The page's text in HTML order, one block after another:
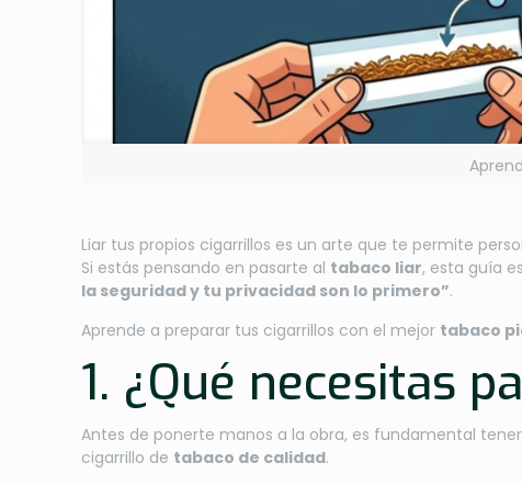
Liar tus propios cigarrillos es un arte que te permite
Si estás pensando en pasarte al tabaco liar, esta guía
la seguridad y tu privacidad son lo primero”.
Aprende a preparar tus cigarrillos con el mejor tabaco
1. ¿Qué necesitas
Antes de ponerte manos a la obra, es fundamental
cigarrillo de tabaco de calidad.